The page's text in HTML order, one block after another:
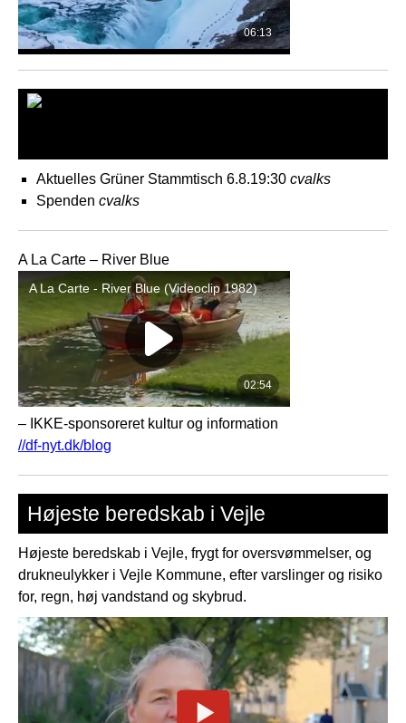
Aktuelles Grüner Stammtisch 6.8.19:30 cvalks
Spenden cvalks
A La Carte – River Blue
– IKKE-sponsoreret kultur og information
//df-nyt.dk/blog
Højeste beredskab i Vejle
Højeste beredskab i Vejle, frygt for oversvømmelser, og
drukneulykker i Vejle Kommune, efter varslinger og risiko
for, regn, høj vandstand og skybrud.